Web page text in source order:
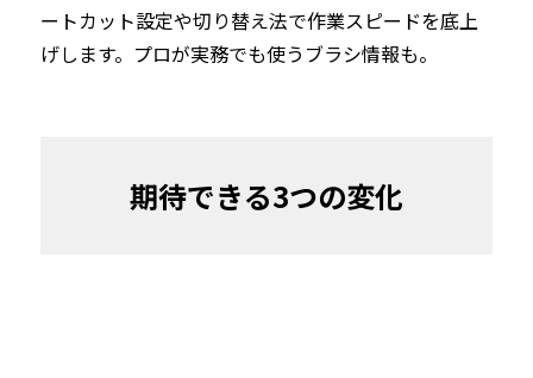
ートカット設定や切り替え法で作業スピードを底上
げします。プロが実務でも使うブラシ情報も。
期待できる3つの変化